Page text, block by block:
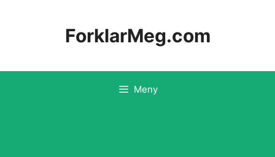
ForklarMeg.com
Meny